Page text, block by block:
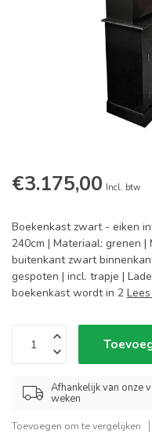
€3.175,00 Incl. btw
Boekenkast zwart - eiken
240cm | Materiaal: grenen |
buitenkant zwart
gespoten | incl. trapje |
boekenkast wordt in 2
Afhankelijk van onze
weken
Toevoegen om te vergelijken